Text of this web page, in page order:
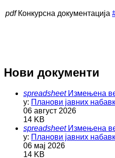
pdf Конкурсна документација
Нови документи
spreadsheet Измењена
у: Планови јавних
06 август 2026
14 KB
spreadsheet Измењена
у: Планови јавних
06 мај 2026
14 KB